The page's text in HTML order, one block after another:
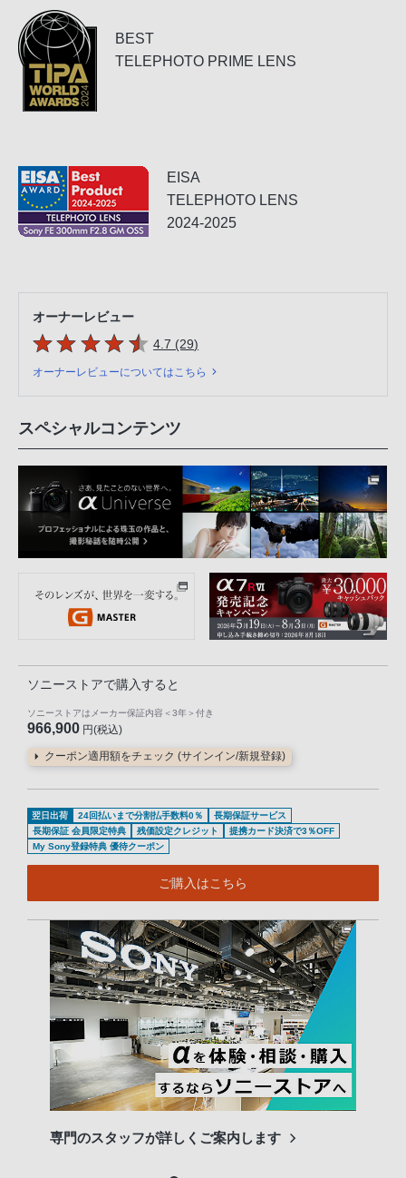
BEST
TELEPHOTO PRIME LENS
EISA
TELEPHOTO LENS
2024-2025
オーナーレビュー
5つの星のうち
4.7 (29件のレビュー
)
オーナーレビューについてはこちら
スペシャルコンテンツ
ソニーストアで購入すると
ソニーストアはメーカー保証内容 ＜3年＞ 付き
966,900 円(税込)
クーポン適用額をチェック (サインイン/新規登録)
翌日出荷 24回払いまで分割払手数料0％
長期保証サービス
長期保証 会員限定特典
残価設定クレジット
提携カード決済で3％OFF
My Sony登録特典 優待クーポン
ご購入はこちら
専門のスタッフが詳しくご案内します